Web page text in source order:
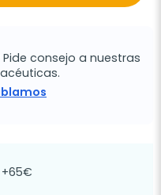
consejo a nuestras